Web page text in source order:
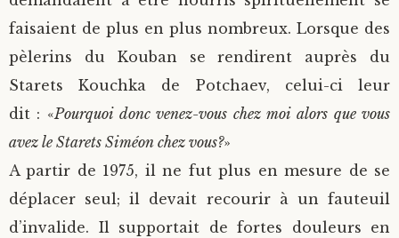
faisaient de plus en plus nombreux. Lorsque des
pèlerins du Kouban se rendirent auprès du
Starets Kouchka de Potchaev, celui-ci leur
dit : «Pourquoi donc venez-vous chez moi alors que vous
avez le Starets Siméon chez vous?»
A partir de 1975, il ne fut plus en mesure de se
déplacer seul; il devait recourir à un fauteuil
d’invalide. Il supportait de fortes douleurs en